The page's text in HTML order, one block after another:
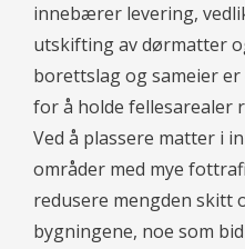
innebærer levering,
utskifting av dørmatter
borettslag og sameier
for å holde fellesarealer
Ved å plassere matter i
områder med mye
redusere mengden skitt
bygningene, noe som